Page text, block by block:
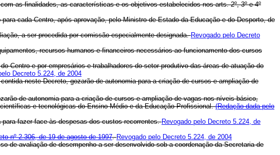
as finalidades, as características e os objetivos estabelecidos nos arts. 2º, 3º e 4º
cada Centro, após aprovação, pelo Ministro de Estado da Educação e do Desporto, de
a ser procedida por comissão especialmente designada.Revogado pelo Decreto
recursos humanos e financeiros necessários ao funcionamento dos cursos
e por empresários e trabalhadores do setor produtivo das áreas de atuação do
Decreto 5.224, de 2004
neste Decreto, gozarão de autonomia para a criação de cursos e ampliação de
de autonomia para a criação de cursos e ampliação de vagas nos níveis básico,
e tecnológicas do Ensino Médio e da Educação Profissional.(Redação dada pelo
fazer face às despesas dos custos recorrentes.Revogado pelo Decreto 5.224, de
nº 2.306, de 19 de agosto de 1997.Revogado pelo Decreto 5.224, de 2004
avaliação de desempenho a ser desenvolvido sob a coordenação da Secretaria de